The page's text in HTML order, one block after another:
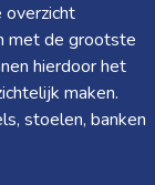
overzicht
met de grootste
hierdoor het
maken.
stoelen, banken